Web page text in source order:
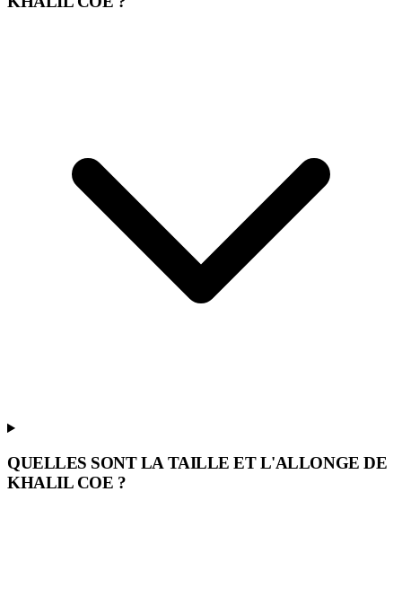
QUELLES SONT LA TAILLE ET L'ALLONGE DE
KHALIL COE ?